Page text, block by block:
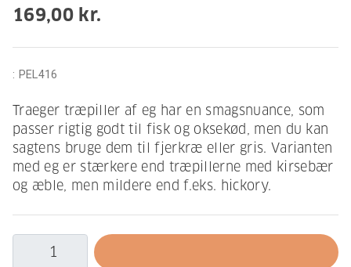
169,00 kr.
: PEL416
Traeger træpiller af eg har en smagsnuance, som
passer rigtig godt til fisk og oksekød, men du kan
sagtens bruge dem til fjerkræ eller gris. Varianten
med eg er stærkere end træpillerne med kirsebær
og æble, men mildere end f.eks. hickory.